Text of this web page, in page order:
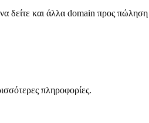
δείτε και άλλα domain προς πώληση
πληροφορίες.